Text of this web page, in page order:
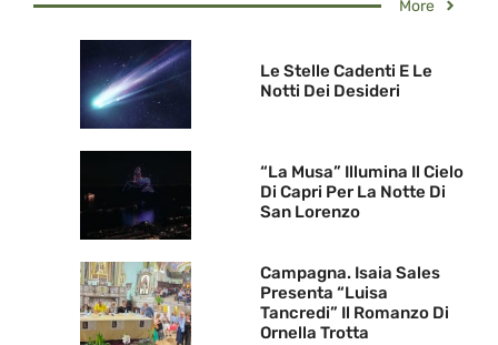
More
Le Stelle Cadenti E Le
Notti Dei Desideri
“La Musa” Illumina Il Cielo
Di Capri Per La Notte Di
San Lorenzo
Campagna. Isaia Sales
Presenta “Luisa
Tancredi” Il Romanzo Di
Ornella Trotta